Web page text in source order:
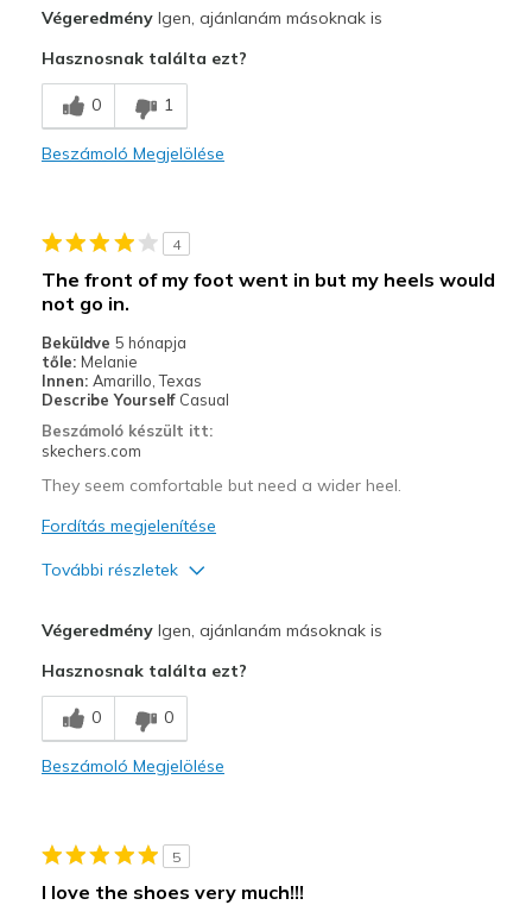
Breathe Well
Comfortable
Casual Wear
Travel
Width
Feels true to width
Sizing
Feels true to size
View On Shoes
VégeredményIgen, ajánlanám másoknak is
Hasznosnak találta ezt?
0 1
Beszámoló Megjelölése
4
The front of my foot went in but my heels would
not go in.
Beküldve 5 hónapja
tőle: Melanie
Innen: Amarillo, Texas
Describe Yourself Casual
Beszámoló készült itt:
skechers.com
They seem comfortable but need a wider heel.
Fordítás megjelenítése
További részletek
Stylish
Legjobb használat
Casual Wear
Sizing
View On Shoes
I'm Really Into Shoes
VégeredményIgen, ajánlanám másoknak is
Hasznosnak találta ezt?
0 0
Beszámoló Megjelölése
5
I love the shoes very much!!!